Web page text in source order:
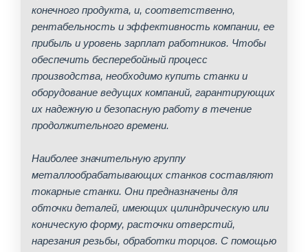
конечного продукта, и, соответственно,
рентабельность и эффективность компании, ее
прибыль и уровень зарплат работников. Чтобы
обеспечить бесперебойный процесс
производства, необходимо купить станки и
оборудование ведущих компаний, гарантирующих
их надежную и безопасную работу в течение
продолжительного времени.
Наиболее значительную группу
металлообрабатывающих станков составляют
токарные станки. Они предназначены для
обточки деталей, имеющих цилиндрическую или
коническую форму, расточки отверстий,
нарезания резьбы, обработки торцов. С помощью